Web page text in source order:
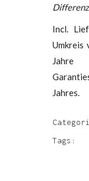
Incl.
Umkreis
Jahres.
Tags: